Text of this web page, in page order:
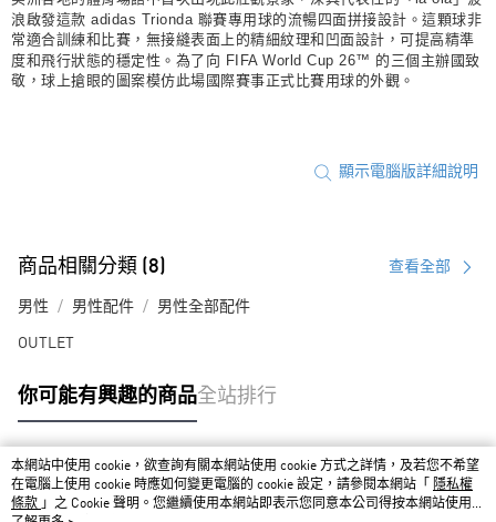
浪啟發這款 adidas Trionda 聯賽專用球的流暢四面拼接設計。這顆球非
常適合訓練和比賽，無接縫表面上的精細紋理和凹面設計，可提高精準
度和飛行狀態的穩定性。為了向 FIFA World Cup 26™ 的三個主辦國致
敬，球上搶眼的圖案模仿此場國際賽事正式比賽用球的外觀。
顯示電腦版詳細說明
商品相關分類 (8) 查看全部
男性 男性配件 男性全部配件
OUTLET
你可能有興趣的商品全站排行
熱門標籤
本網站中使用 cookie，欲查詢有關本網站使用 cookie 方式之詳情，及若您不希望
在電腦上使用 cookie 時應如何變更電腦的 cookie 設定，請參閱本網站「
隱私權
條款 」之 Cookie 聲明。您繼續使用本網站即表示您同意本公司得按本網站使用條